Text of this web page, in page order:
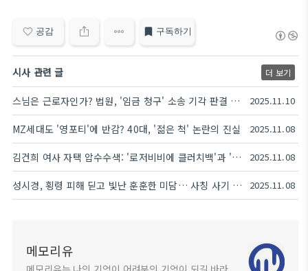
공감 구독하기
시사 관련 글 더 보기
스님은 근로자인가? 법원, '임금 청구' 소송 기각 판결 분석 2025.11.10
MZ세대도 '영포티'에 반감? 40대, '젊은 척' 논란의 진실 2025.11.08
김건희 여사 자택 압수수색: '로저비비에 클러치백'과 '당선 감사' 메모, 특검 수사의 핵심 의혹 2025.11.08
성시경, 횡령 피해 딛고 빛난 훈훈한 미담… 사칭 사기 피해자에게 직접 금전 지원 약속 2025.11.08
메모리유